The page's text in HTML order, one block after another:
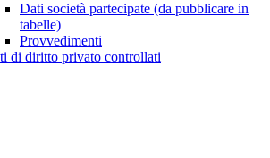
Dati società partecipate (da pubblicare in
tabelle)
Provvedimenti
di diritto privato controllati